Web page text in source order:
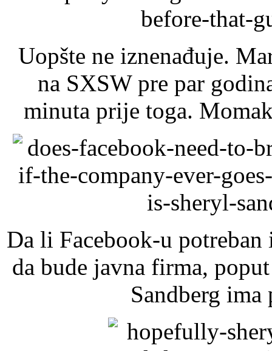
Uopšte ne iznenađuje.
na SXSW pre par
minuta prije toga.
Da li Facebook-u
da bude javna firma,
Sandberg